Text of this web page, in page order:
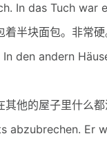
das Tuch war
半块面包。非常硬
andern
的屋子里什么都
Er